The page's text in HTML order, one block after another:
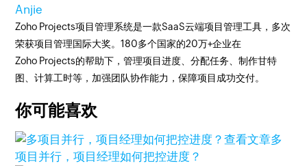
Anjie
Zoho Projects项目管理系统是一款SaaS云端项目管理工具，多次
荣获项目管理国际大奖。180多个国家的20万+企业在
Zoho Projects的帮助下，管理项目进度、分配任务、制作甘特
图、计算工时等，加强团队协作能力，保障项目成功交付。
你可能喜欢
查看文章多
项目并行，项目经理如何把控进度？